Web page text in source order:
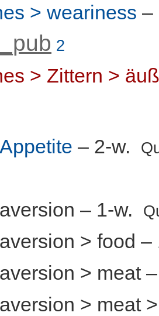
> weariness
2
> Zittern >
– 2-w.
– 1-w.
> food –
> meat
> meat